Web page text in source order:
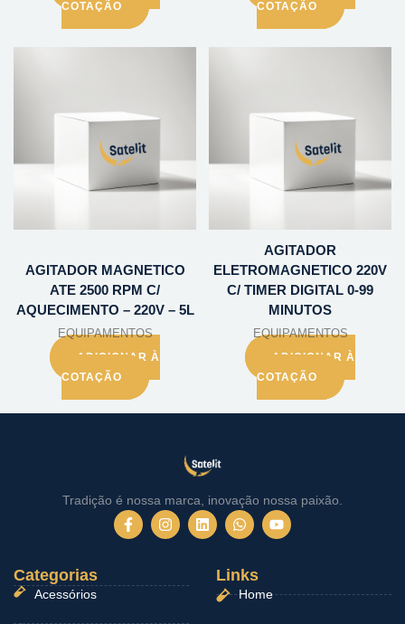
COTAÇÃO
COTAÇÃO
AGITADOR MAGNETICO
ATE 2500 RPM C/
AQUECIMENTO – 220V – 5L
EQUIPAMENTOS
ADICIONAR À
COTAÇÃO
AGITADOR
ELETROMAGNETICO 220V
C/ TIMER DIGITAL 0-99
MINUTOS
EQUIPAMENTOS
ADICIONAR À
COTAÇÃO
Tradição é nossa marca, inovação nossa paixão.
F
a
o
I
n
g
L
i
W
h
s
a
p
Y
o
Categorias
Acessórios
Links
Home